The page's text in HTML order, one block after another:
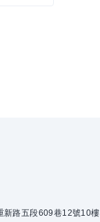
新路五段609巷12號10樓